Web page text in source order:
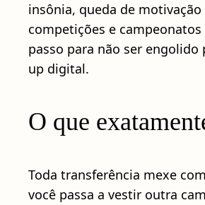
insônia, queda de
competições e
passo para não ser
up digital.
O que
Toda transferência mexe
você passa a vestir outra